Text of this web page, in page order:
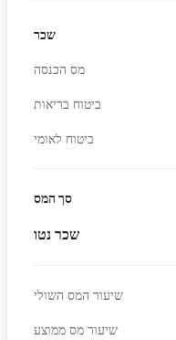
שכר
מס הכנסה
ביטוח בריאות
ביטוח לאומי
סך המס
שכר נטו
שיעור המס השולי
שיעור מס ממוצע